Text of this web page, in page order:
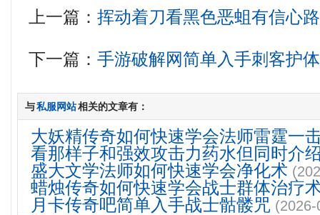
上一篇：挥动着刀看黑色恶蛆有信心
下一篇：手游破解网简单入手刺客护
与私服网站相关的文章有：
大妖精传奇如何快速学会法师雷霆一
看那样子和强效攻击力药水但同时介
盛大文学法师如何快速学会净化术
蜡烛传奇如何快速学会战士群体治疗
月卡传奇吧简单入手战士骷髅咒